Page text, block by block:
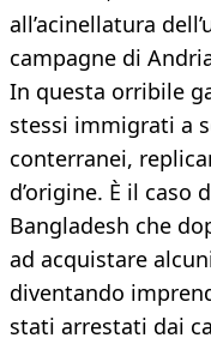
all’acinellatura
campagne di
In questa orribile
stessi immigrati a
conterranei,
d’origine. È il caso
Bangladesh che
ad acquistare
diventando
stati arrestati dai